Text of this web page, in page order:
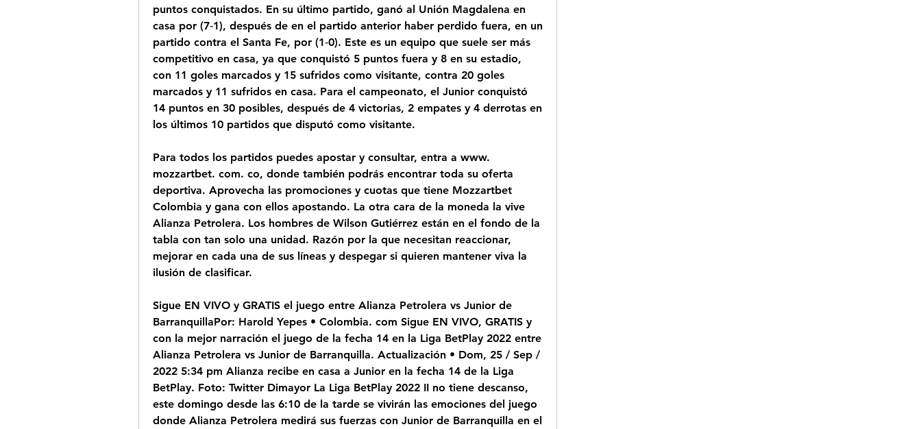
puntos conquistados. En su último partido, ganó al Unión Magdalena en
casa por (7‑1), después de en el partido anterior haber perdido fuera, en un
partido contra el Santa Fe, por (1‑0). Este es un equipo que suele ser más
competitivo en casa, ya que conquistó 5 puntos fuera y 8 en su estadio,
con 11 goles marcados y 15 sufridos como visitante, contra 20 goles
marcados y 11 sufridos en casa. Para el campeonato, el Junior conquistó
14 puntos en 30 posibles, después de 4 victorias, 2 empates y 4 derrotas en
los últimos 10 partidos que disputó como visitante.
Para todos los partidos puedes apostar y consultar, entra a www.
mozzartbet. com. co, donde también podrás encontrar toda su oferta
deportiva. Aprovecha las promociones y cuotas que tiene Mozzartbet
Colombia y gana con ellos apostando. La otra cara de la moneda la vive
Alianza Petrolera. Los hombres de Wilson Gutiérrez están en el fondo de la
tabla con tan solo una unidad. Razón por la que necesitan reaccionar,
mejorar en cada una de sus líneas y despegar si quieren mantener viva la
ilusión de clasificar.
Sigue EN VIVO y GRATIS el juego entre Alianza Petrolera vs Junior de
BarranquillaPor: Harold Yepes • Colombia. com Sigue EN VIVO, GRATIS y
con la mejor narración el juego de la fecha 14 en la Liga BetPlay 2022 entre
Alianza Petrolera vs Junior de Barranquilla. Actualización • Dom, 25 / Sep /
2022 5:34 pm Alianza recibe en casa a Junior en la fecha 14 de la Liga
BetPlay. Foto: Twitter Dimayor La Liga BetPlay 2022 II no tiene descanso,
este domingo desde las 6:10 de la tarde se vivirán las emociones del juego
donde Alianza Petrolera medirá sus fuerzas con Junior de Barranquilla en el